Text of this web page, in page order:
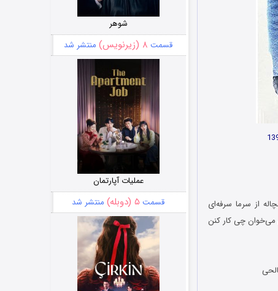
از سرما سرفه‌ای
می‌خوان چی کار کنن
شوهر
قسمت ۸ (زیرنویس) منتشر شد
عملیات آپارتمان
قسمت ۵ (دوبله) منتشر شد